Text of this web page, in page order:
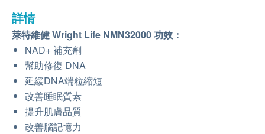
詳情
萊特維健 Wright Life NMN32000 功效：
NAD+ 補充劑
幫助修復 DNA
延緩DNA端粒縮短
改善睡眠質素
提升肌膚品質
改善腦記憶力